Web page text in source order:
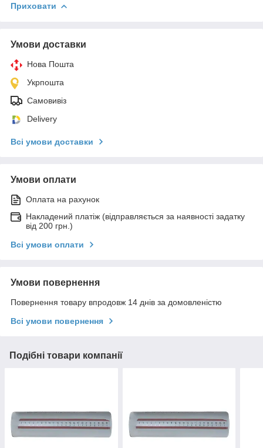
Приховати
Умови доставки
Нова Пошта
Укрпошта
Самовивіз
Delivery
Всі умови доставки
Умови оплати
Оплата на рахунок
Накладений платіж (відправляється за наявності задатку
від 200 грн.)
Всі умови оплати
Умови повернення
Повернення товару впродовж 14 днів за домовленістю
Всі умови повернення
Подібні товари компанії